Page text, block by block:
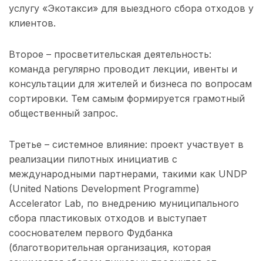
услугу «Экотакси» для выездного сбора отходов у
клиентов.
Второе – просветительская деятельность:
команда регулярно проводит лекции, ивенты и
консультации для жителей и бизнеса по вопросам
сортировки. Тем самым формируется грамотный
общественный запрос.
Третье – системное влияние: проект участвует в
реализации пилотных инициатив с
международными партнерами, такими как UNDP
(United Nations Development Programme)
Accelerator Lab, по внедрению муниципального
сбора пластиковых отходов и выступает
сооснователем первого Фудбанка
(благотворительная организация, которая